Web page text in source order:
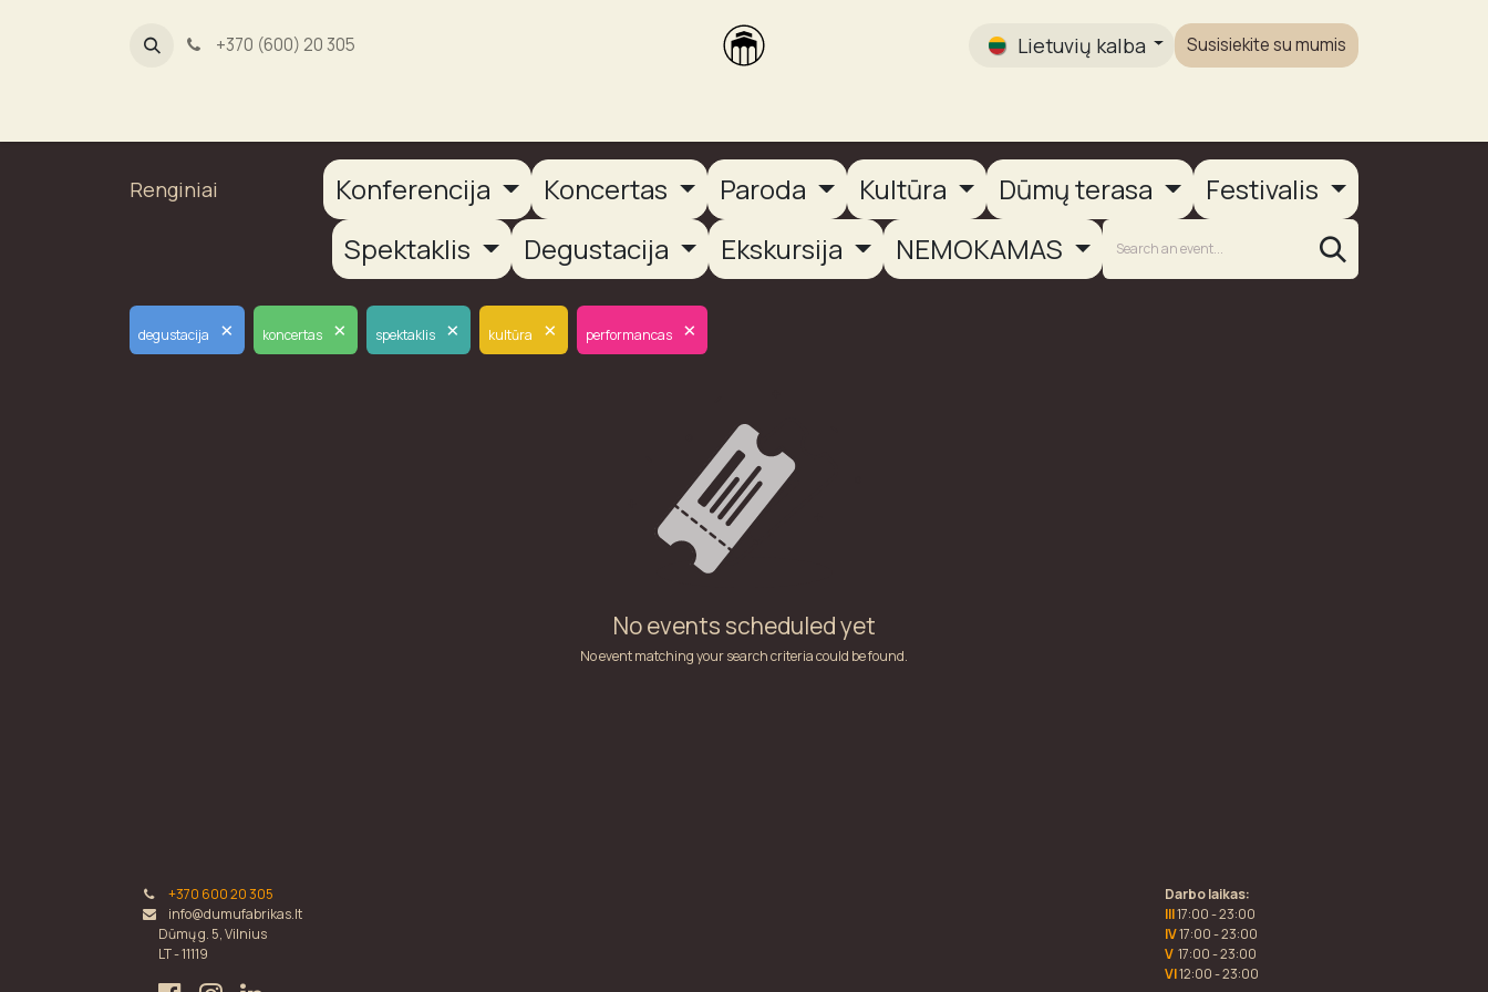
+370 (600) 20 305 Lietuvių kalba Susisiekite su mumis
Renginiai Konferencija Koncertas Paroda Kultūra Dūmų terasa
Festivalis
Spektaklis
Degustacija Ekskursija NEMOKAMAS
degustacija × koncertas × spektaklis × kultūra × performancas ×
No events scheduled yet
No event matching your search criteria could be found.
+370 600 20 305
info@dumufabrikas.lt
Dūmų g. 5, Vilnius
LT - 11119
Darbo laikas:
III17:00 - 23:00
IV17:00 - 23:00
V 17:00 - 23:00
VI12:00 - 23:00